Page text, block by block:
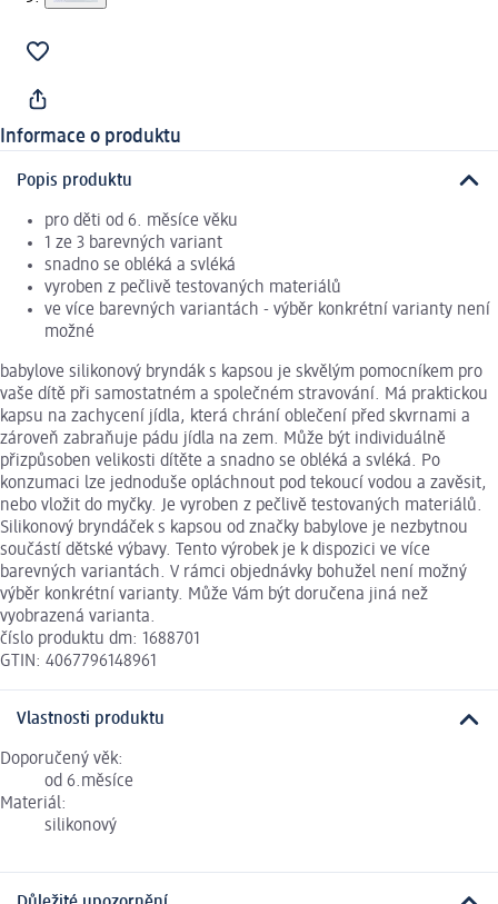
Informace o produktu
Popis produktu
pro děti od 6. měsíce věku
1 ze 3 barevných variant
snadno se obléká a svléká
vyroben z pečlivě testovaných materiálů
ve více barevných variantách - výběr konkrétní varianty není
možné
babylove silikonový bryndák s kapsou je skvělým pomocníkem pro
vaše dítě při samostatném a společném stravování. Má praktickou
kapsu na zachycení jídla, která chrání oblečení před skvrnami a
zároveň zabraňuje pádu jídla na zem. Může být individuálně
přizpůsoben velikosti dítěte a snadno se obléká a svléká. Po
konzumaci lze jednoduše opláchnout pod tekoucí vodou a zavěsit,
nebo vložit do myčky. Je vyroben z pečlivě testovaných materiálů.
Silikonový bryndáček s kapsou od značky babylove je nezbytnou
součástí dětské výbavy. Tento výrobek je k dispozici ve více
barevných variantách. V rámci objednávky bohužel není možný
výběr konkrétní varianty. Může Vám být doručena jiná než
vyobrazená varianta.
číslo produktu dm: 1688701
GTIN: 4067796148961
Vlastnosti produktu
Doporučený věk:
od 6.měsíce
Materiál:
silikonový